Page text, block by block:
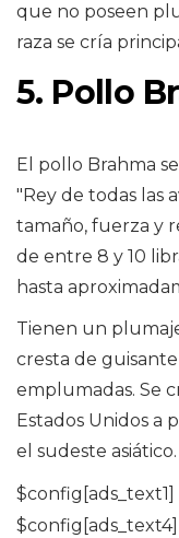
que no poseen
raza se cría
5. Pollo
El pollo Brahma
"Rey de todas las
tamaño, fuerza y
de entre 8 y 10
hasta
Tienen un
cresta de guisante
emplumadas. Se
Estados Unidos a
el sudeste asiático.